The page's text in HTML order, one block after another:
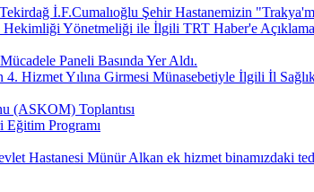
İ.F.Cumalıoğlu Şehir Hastanemizin
Yönetmeliği ile İlgili TRT Haber'e
Paneli Basında Yer Aldı.
Hizmet Yılına Girmesi Münasebetiyle İlgili İl
(ASKOM) Toplantısı
Eğitim Programı
Hastanesi Münür Alkan ek hizmet binamızdaki